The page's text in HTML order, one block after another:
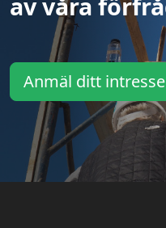
Anmäl ditt intresse